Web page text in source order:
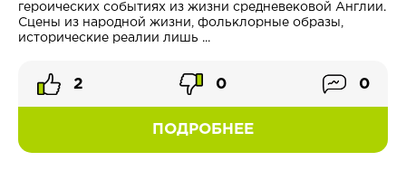
героических событиях из жизни средневековой Англии.
Сцены из народной жизни, фольклорные образы,
исторические реалии лишь ...
ПОДРОБНЕЕ
2 0 0